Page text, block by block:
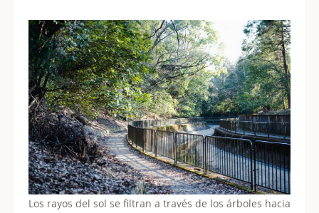
Los rayos del sol se filtran a través de los árboles hacia